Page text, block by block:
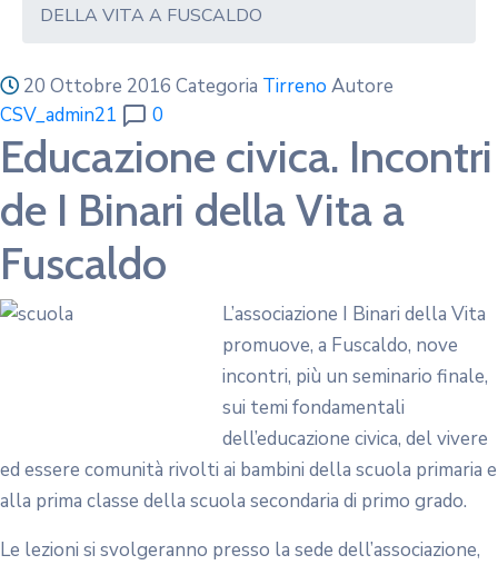
DELLA VITA A FUSCALDO
20 Ottobre 2016 Categoria Tirreno Autore
CSV_admin21
0
Educazione civica. Incontri
de I Binari della Vita a
Fuscaldo
L’associazione I Binari della Vita
promuove, a Fuscaldo, nove
incontri, più un seminario finale,
sui temi fondamentali
dell’educazione civica, del vivere
ed essere comunità rivolti ai bambini della scuola primaria e
alla prima classe della scuola secondaria di primo grado.
Le lezioni si svolgeranno presso la sede dell’associazione,